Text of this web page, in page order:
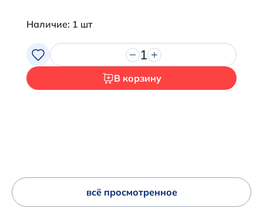
Наличие: 1 шт
1
В корзину
всё просмотренное